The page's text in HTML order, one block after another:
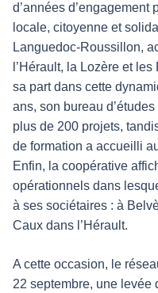
d’années
locale, citoyenne et
Languedoc-Roussillon,
l’Hérault, la Lozère et
sa part dans cette
ans, son bureau
plus de 200 projets,
de formation a accueilli
Enfin, la coopérative
opérationnels dans
à ses sociétaires : à
Caux dans l’Hérault.
A cette occasion, le
22 septembre, une levée